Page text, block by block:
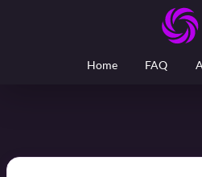
Home FAQ